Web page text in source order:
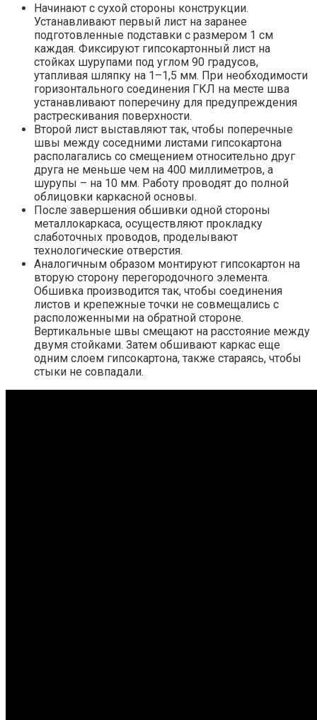
Начинают с сухой стороны конструкции.
Устанавливают первый лист на заранее
подготовленные подставки с размером 1 см
каждая. Фиксируют гипсокартонный лист на
стойках шурупами под углом 90 градусов,
утапливая шляпку на 1–1,5 мм. При необходимости
горизонтального соединения ГКЛ на месте шва
устанавливают поперечину для предупреждения
растрескивания поверхности.
Второй лист выставляют так, чтобы поперечные
швы между соседними листами гипсокартона
располагались со смещением относительно друг
друга не меньше чем на 400 миллиметров, а
шурупы – на 10 мм. Работу проводят до полной
облицовки каркасной основы.
После завершения обшивки одной стороны
металлокаркаса, осуществляют прокладку
слаботочных проводов, проделывают
технологические отверстия.
Аналогичным образом монтируют гипсокартон на
вторую сторону перегородочного элемента.
Обшивка производится так, чтобы соединения
листов и крепежные точки не совмещались с
расположенными на обратной стороне.
Вертикальные швы смещают на расстояние между
двумя стойками. Затем обшивают каркас еще
одним слоем гипсокартона, также стараясь, чтобы
стыки не совпадали.